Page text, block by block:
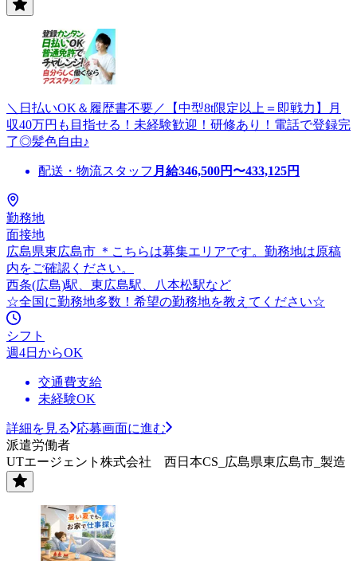
＼日払いOK＆履歴書不要／【中型8t限定以上＝即戦力】月
収40万円も目指せる！未経験歓迎！研修あり！電話で登録完
了◎髪色自由♪
配送・物流スタッフ 月給346,500円〜433,125円
勤務地
面接地
広島県東広島市 ＊こちらは募集エリアです。勤務地は原稿
内をご確認ください。
西条(広島)駅、東広島駅、八本松駅など
☆全国に勤務地多数！希望の勤務地を教えてください☆
シフト
週4日からOK
交通費支給
未経験OK
詳細を見る
応募画面に進む
派遣労働者
UTエージェント株式会社 西日本CS_広島県東広島市_製造